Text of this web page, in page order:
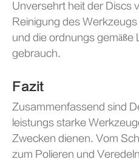
Unversehrt heit der Discs
Reinigung des
und die ordnungs gemäße
gebrauch.
Fazit
Zusammenfassend sind
leistungs starke
Zwecken dienen. Vom
zum Polieren und